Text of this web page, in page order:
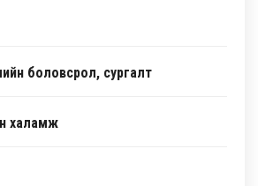
боловсрол, сургалт
халамж